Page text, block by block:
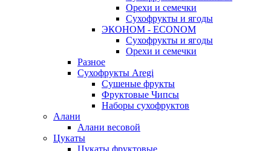
Орехи и семечки
Сухофрукты и ягоды
ЭКОНОМ - ECONOM
Сухофрукты и ягоды
Орехи и семечки
Разное
Сухофрукты Aregi
Сушеные фрукты
Фруктовые Чипсы
Наборы сухофруктов
Алани
Алани весовой
Цукаты
Цукаты фруктовые